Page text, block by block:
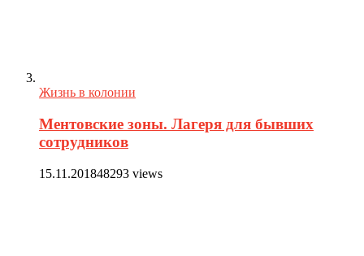
Жизнь в колонии
Ментовские зоны. Лагеря для бывших
сотрудников
15.11.201848293 views